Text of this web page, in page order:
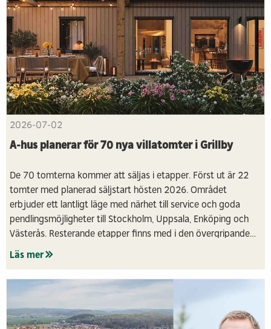
2026-07-02
A-hus planerar för 70 nya villatomter i Grillby
De 70 tomterna kommer att säljas i etapper. Först ut är 22
tomter med planerad säljstart hösten 2026. Området
erbjuder ett lantligt läge med närhet till service och goda
pendlingsmöjligheter till Stockholm, Uppsala, Enköping och
Västerås. Resterande etapper finns med i den övergripande
planen och kommer att prövas längre fram.
Läs mer